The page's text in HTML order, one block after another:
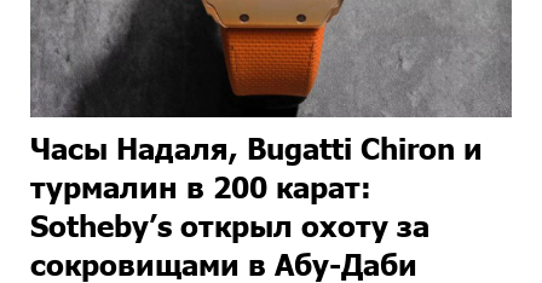
Часы Надаля, Bugatti Chiron и
турмалин в 200 карат:
Sotheby’s открыл охоту за
сокровищами в Абу-Даби